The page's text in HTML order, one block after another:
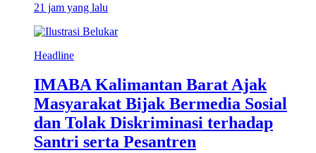
21 jam yang lalu
Headline
IMABA Kalimantan Barat Ajak
Masyarakat Bijak Bermedia Sosial
dan Tolak Diskriminasi terhadap
Santri serta Pesantren